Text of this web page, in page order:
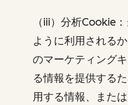
（iii）分析Cookie
ように利用される
のマーケティング
る情報を提供する
用する情報、また